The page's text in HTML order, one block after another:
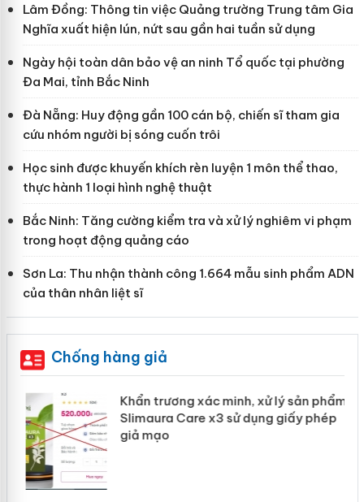
Lâm Đồng: Thông tin việc Quảng trường Trung tâm Gia
Nghĩa xuất hiện lún, nứt sau gần hai tuần sử dụng
Ngày hội toàn dân bảo vệ an ninh Tổ quốc tại phường
Đa Mai, tỉnh Bắc Ninh
Đà Nẵng: Huy động gần 100 cán bộ, chiến sĩ tham gia
cứu nhóm người bị sóng cuốn trôi
Học sinh được khuyến khích rèn luyện 1 môn thể thao,
thực hành 1 loại hình nghệ thuật
Bắc Ninh: Tăng cường kiểm tra và xử lý nghiêm vi phạm
trong hoạt động quảng cáo
Sơn La: Thu nhận thành công 1.664 mẫu sinh phẩm ADN
của thân nhân liệt sĩ
Chống hàng giả
Khẩn trương xác minh, xử lý sản phẩm
Slimaura Care x3 sử dụng giấy phép
giả mạo